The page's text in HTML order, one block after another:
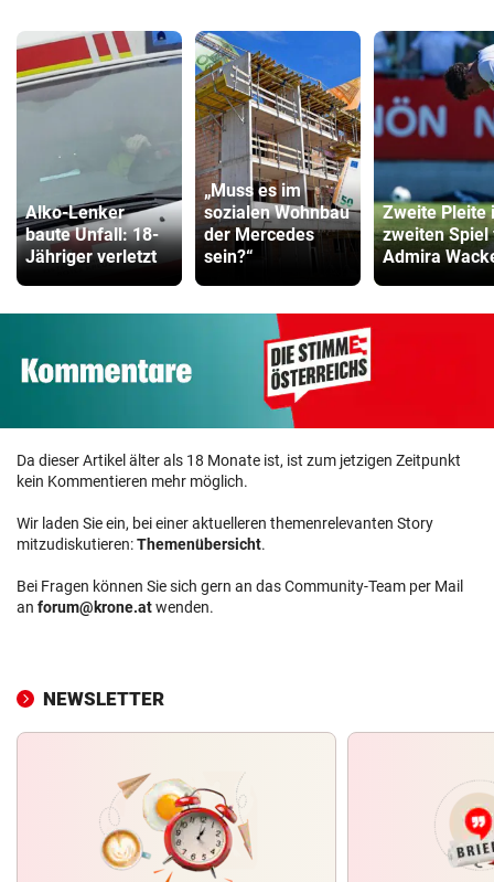
Alko-Lenker
baute Unfall: 18-
Jähriger verletzt
„Muss es im
sozialen Wohnbau
der Mercedes
sein?“
Zweite Pleite
zweiten Spiel
Admira
Da dieser Artikel älter als 18 Monate ist, ist zum jetzigen Zeitpunkt
kein Kommentieren mehr möglich.
Wir laden Sie ein, bei einer aktuelleren themenrelevanten Story
mitzudiskutieren:Themenübersicht.
Bei Fragen können Sie sich gern an das Community-Team per Mail
an forum@krone.atwenden.
NEWSLETTER